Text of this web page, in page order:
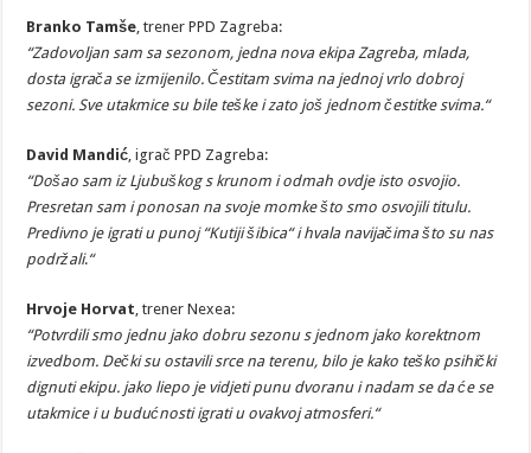
Branko Tamše, trener PPD Zagreba:
“Zadovoljan sam sa sezonom, jedna nova ekipa Zagreba, mlada,
dosta igrača se izmijenilo. Čestitam svima na jednoj vrlo dobroj
sezoni. Sve utakmice su bile teške i zato još jednom čestitke svima.“
David Mandić, igrač PPD Zagreba:
“Došao sam iz Ljubuškog s krunom i odmah ovdje isto osvojio.
Presretan sam i ponosan na svoje momke što smo osvojili titulu.
Predivno je igrati u punoj “Kutiji šibica“ i hvala navijačima što su nas
podržali.“
Hrvoje Horvat, trener Nexea:
“Potvrdili smo jednu jako dobru sezonu s jednom jako korektnom
izvedbom. Dečki su ostavili srce na terenu, bilo je kako teško psihički
dignuti ekipu. jako liepo je vidjeti punu dvoranu i nadam se da će se
utakmice i u budućnosti igrati u ovakvoj atmosferi.“